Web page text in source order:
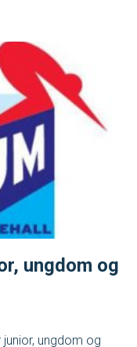
ungdom og
ungdom og